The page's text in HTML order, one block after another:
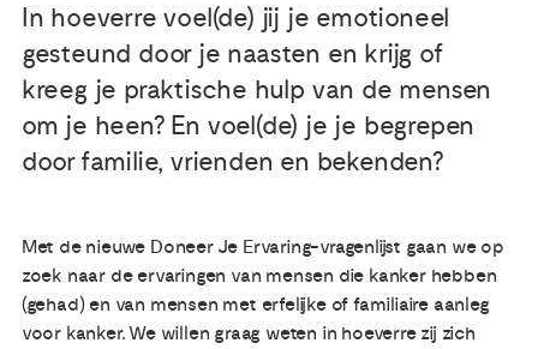
Nieuws
Publicaties
Ervaringsdeskundigheid
Steun ons
In hoeverre voel(de) jij je emotioneel
gesteund door je naasten en krijg of
kreeg je praktische hulp van de mensen
om je heen? En voel(de) je je begrepen
door familie, vrienden en bekenden?
Met de nieuwe Doneer Je Ervaring-vragenlijst gaan we op
zoek naar de ervaringen van mensen die kanker hebben
(gehad) en van mensen met erfelijke of familiaire aanleg
voor kanker. We willen graag weten in hoeverre zij zich